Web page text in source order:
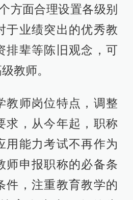
方面合理设置各级别
于业绩突出的优秀教
排辈等陈旧观念，可
教师。
教师岗位特点，调整
求，从今年起，职称
用能力考试不再作为
师申报职称的必备条
件，注重教育教学的